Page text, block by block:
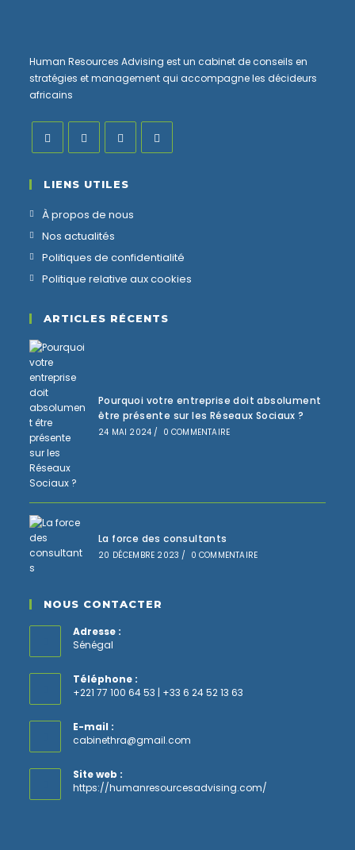
Human Resources Advising est un cabinet de conseils en
stratégies et management qui accompagne les décideurs
africains
LIENS UTILES
À propos de nous
Nos actualités
Politiques de confidentialité
Politique relative aux cookies
ARTICLES RÉCENTS
Pourquoi votre entreprise doit absolument
être présente sur les Réseaux Sociaux ?
24 MAI 2024 / 0 COMMENTAIRE
La force des consultants
20 DÉCEMBRE 2023 / 0 COMMENTAIRE
NOUS CONTACTER
Adresse :
Sénégal
Téléphone :
+221 77 100 64 53 | +33 6 24 52 13 63
E-mail :
cabinethra@gmail.com
application
Site web :
https://humanresourcesadvising.com/